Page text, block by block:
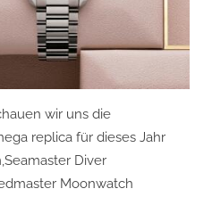
wir uns die
replica für dieses Jahr
Diver
Moonwatch